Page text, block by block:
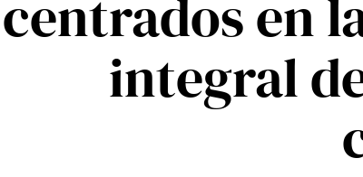
centrados en
integral